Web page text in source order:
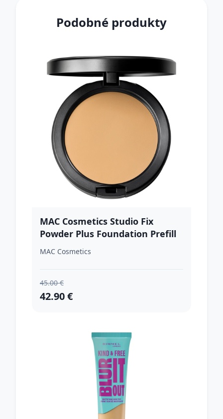
Podobné produkty
MAC Cosmetics Studio Fix
Powder Plus Foundation Prefill
zmatňujúci púdrový make-up
MAC Cosmetics
45.00 €
42.90 €